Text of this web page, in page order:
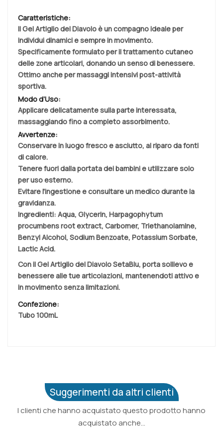
Caratteristiche:
Il Gel Artiglio del Diavolo è un compagno ideale per
individui dinamici e sempre in movimento.
Specificamente formulato per il trattamento cutaneo
delle zone articolari, donando un senso di benessere.
Ottimo anche per massaggi intensivi post-attività
sportiva.
Modo d’Uso:
Applicare delicatamente sulla parte interessata,
massaggiando fino a completo assorbimento.
Avvertenze:
Conservare in luogo fresco e asciutto, al riparo da fonti
di calore.
Tenere fuori dalla portata dei bambini e utilizzare solo
per uso esterno.
Evitare l'ingestione e consultare un medico durante la
gravidanza.
Ingredienti: Aqua, Glycerin, Harpagophytum
procumbens root extract, Carbomer, Triethanolamine,
Benzyl Alcohol, Sodium Benzoate, Potassium Sorbate,
Lactic Acid.
Con il Gel Artiglio del Diavolo SetaBlu, porta sollievo e
benessere alle tue articolazioni, mantenendoti attivo e
in movimento senza limitazioni.
Confezione:
Tubo 100mL
Suggerimenti da altri clienti
I clienti che hanno acquistato questo prodotto hanno
acquistato anche...